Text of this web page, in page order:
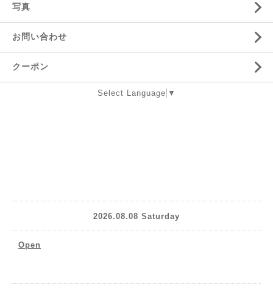
写真
お問い合わせ
クーポン
Select Language ▼
2026.08.08 Saturday
Open